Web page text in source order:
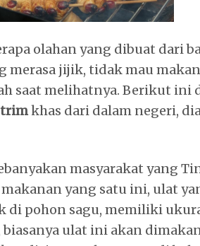
olahan yang dibuat dari
merasa jijik, tidak mau
saat melihatnya. Berikut ini
khas dari dalam negeri,
masyarakat yang
yang satu ini, ulat
di pohon sagu, memiliki
ulat ini akan